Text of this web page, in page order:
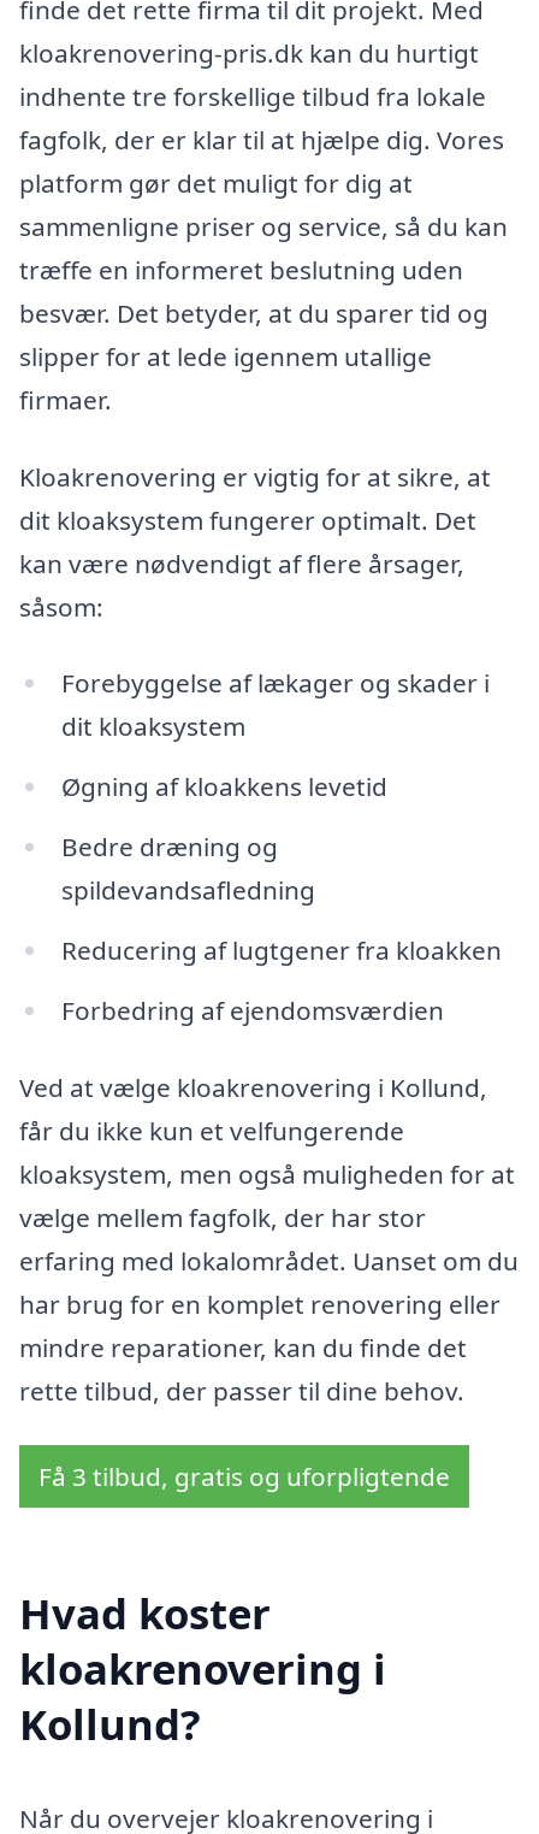
finde det rette firma til dit projekt. Med
kloakrenovering-pris.dk kan du hurtigt
indhente tre forskellige tilbud fra lokale
fagfolk, der er klar til at hjælpe dig. Vores
platform gør det muligt for dig at
sammenligne priser og service, så du kan
træffe en informeret beslutning uden
besvær. Det betyder, at du sparer tid og
slipper for at lede igennem utallige
firmaer.
Kloakrenovering er vigtig for at sikre, at
dit kloaksystem fungerer optimalt. Det
kan være nødvendigt af flere årsager,
såsom:
Forebyggelse af lækager og skader i
dit kloaksystem
Øgning af kloakkens levetid
Bedre dræning og
spildevandsafledning
Reducering af lugtgener fra kloakken
Forbedring af ejendomsværdien
Ved at vælge kloakrenovering i Kollund,
får du ikke kun et velfungerende
kloaksystem, men også muligheden for at
vælge mellem fagfolk, der har stor
erfaring med lokalområdet. Uanset om du
har brug for en komplet renovering eller
mindre reparationer, kan du finde det
rette tilbud, der passer til dine behov.
Få 3 tilbud, gratis og uforpligtende
Hvad koster
kloakrenovering i
Kollund?
Når du overvejer kloakrenovering i